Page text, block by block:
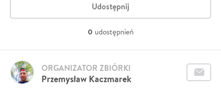
Udostępnij
0 udostępnień
Przemysław Kaczmarek
ORGANIZATOR ZBIÓRKI